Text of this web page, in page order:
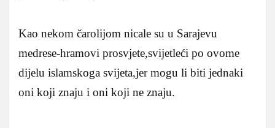
Kao nekom čarolijom nicale su u Sarajevu
medrese-hramovi prosvjete,svijetleći po ovome
dijelu islamskoga svijeta,jer mogu li biti jednaki
oni koji znaju i oni koji ne znaju.